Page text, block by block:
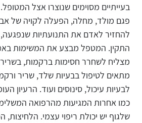
בעייתיים מסוימים שנוצרו אצל
פגם מולד, מחלה, הפעלה לקויה של
להחזיר לאדם את התנועתיות
התקין. המטפל מבצע את המשימות
מצליח לשחרר חסימות ברקמות,
מתאים לטיפול בבעיות שלד, שריר
לבעיות עיכול, סינוסים ועוד. הרעיון
כמו אחרות המגיעות מהרפואה
שלגוף יש יכולת ריפוי עצמי. הלחיצות,